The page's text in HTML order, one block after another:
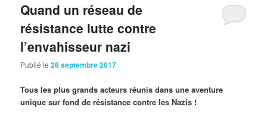
Quand un réseau de
résistance lutte contre
l’envahisseur nazi
Publié le28 septembre 2017
Tous les plus grands acteurs réunis dans une aventure
unique sur fond de résistance contre les Nazis !